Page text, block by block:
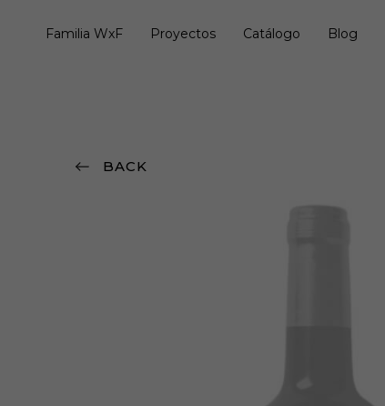
Familia WxF Proyectos Catálogo Blog
BACK